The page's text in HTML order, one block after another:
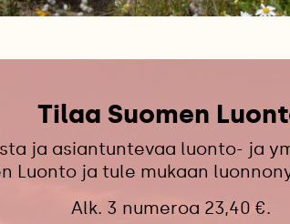
Tilaa Suomen
ja asiantuntevaa luonto- ja
Luonto ja tule mukaan
Alk. 3 numeroa 23,40 €.